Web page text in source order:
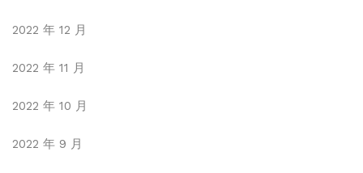
2022 年 12 月
2022 年 11 月
2022 年 10 月
2022 年 9 月